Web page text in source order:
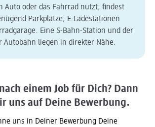
Auto oder das Fahrrad nutzt, findest
Parkplätze, E-Ladestationen
Eine S-Bahn-Station und der
Autobahn liegen in direkter Nähe.
einem Job für Dich? Dann
uns auf Deine Bewerbung.
uns in Deiner Bewerbung Deine